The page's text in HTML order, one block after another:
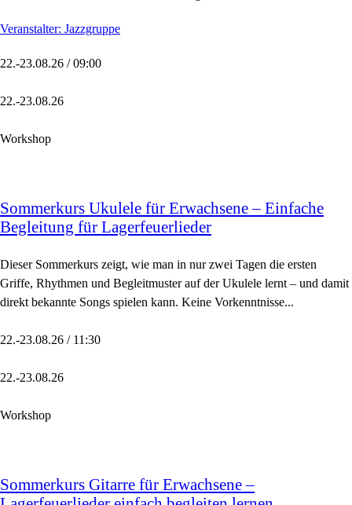
Veranstalter: Jazzgruppe
22.-23.08.26 / 09:00
22.-23.08.26
Workshop
Sommerkurs Ukulele für Erwachsene – Einfache
Begleitung für Lagerfeuerlieder
Dieser Sommerkurs zeigt, wie man in nur zwei Tagen die ersten
Griffe, Rhythmen und Begleitmuster auf der Ukulele lernt – und damit
direkt bekannte Songs spielen kann. Keine Vorkenntnisse...
22.-23.08.26 / 11:30
22.-23.08.26
Workshop
Sommerkurs Gitarre für Erwachsene –